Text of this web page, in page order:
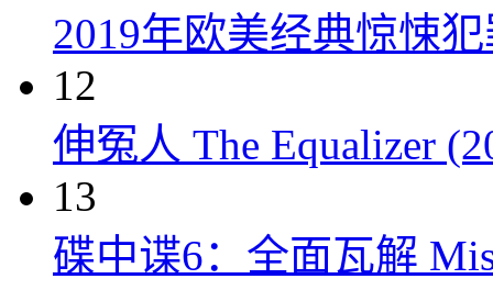
2019年欧美经典惊悚
12
伸冤人 The Equalizer
13
碟中谍6：全面瓦解